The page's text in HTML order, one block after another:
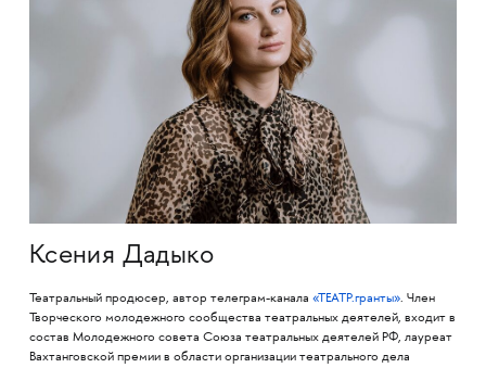
Ксения Дадыко
Театральный продюсер, автор телеграм-канала «ТЕАТР.гранты». Член
Творческого молодежного сообщества театральных деятелей, входит в
состав Молодежного совета Союза театральных деятелей РФ, лауреат
Вахтанговской премии в области организации театрального дела